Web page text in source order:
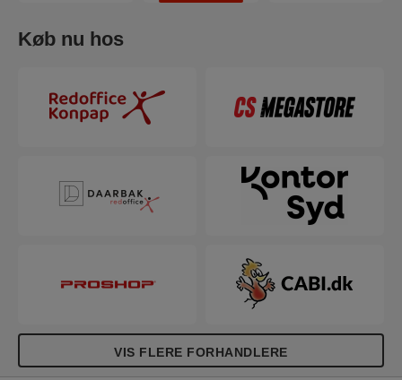
Køb nu hos
VIS FLERE FORHANDLERE